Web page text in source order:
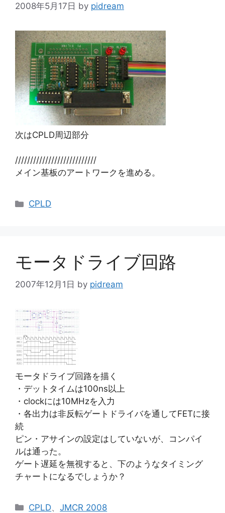
2008年5月17日 by pidream
次はCPLD周辺部分
///////////////////////////
メイン基板のアートワークを進める。
カ
CPLD
モータドライブ回路
2007年12月1日 by pidream
モータドライブ回路を描く
・デットタイムは100ns以上
・clockには10MHzを入力
・各出力は非反転ゲートドライバを通してFETに接
続
ピン・アサインの設定はしていないが、コンパイ
ルは通った。
ゲート遅延を無視すると、下のようなタイミング
チャートになるでしょうか？
カ
CPLD、JMCR 2008